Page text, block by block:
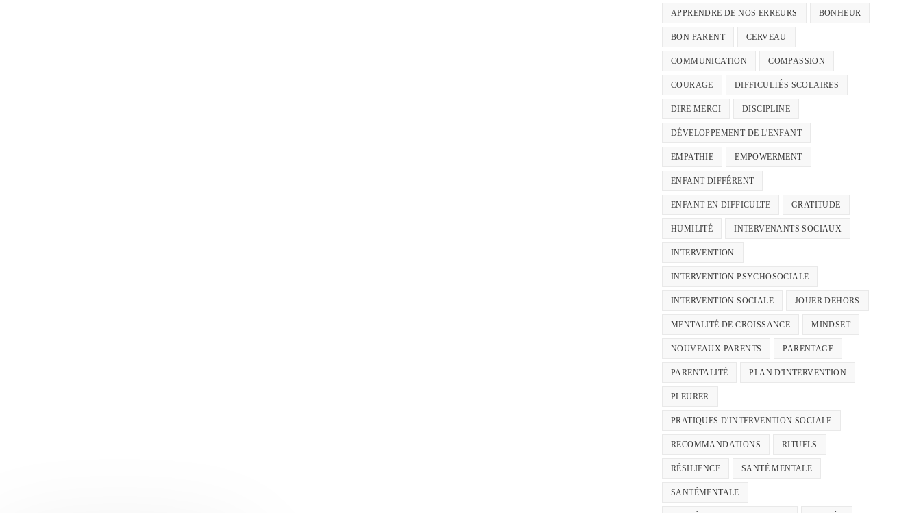
APPRENDRE DE NOS ERREURS BONHEUR
BON PARENT CERVEAU
COMMUNICATION COMPASSION
COURAGE DIFFICULTÉS SCOLAIRES
DIRE MERCI DISCIPLINE
DÉVELOPPEMENT DE L'ENFANT
EMPATHIE EMPOWERMENT
ENFANT DIFFÉRENT
ENFANT EN DIFFICULTE GRATITUDE
HUMILITÉ INTERVENANTS SOCIAUX
INTERVENTION
INTERVENTION PSYCHOSOCIALE
INTERVENTION SOCIALE JOUER DEHORS
MENTALITÉ DE CROISSANCE MINDSET
NOUVEAUX PARENTS PARENTAGE
PARENTALITÉ PLAN D'INTERVENTION
PLEURER
PRATIQUES D'INTERVENTION SOCIALE
RECOMMANDATIONS RITUELS
RÉSILIENCE SANTÉ MENTALE
SANTÉMENTALE